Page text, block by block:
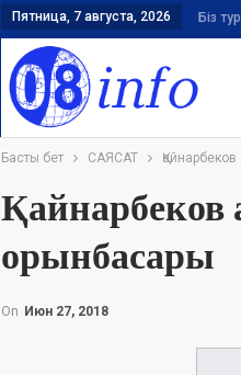
Пятница, 7 августа, 2026 Біз
Басты бет САЯСАТ
орынбасары
On Июн 27, 2018